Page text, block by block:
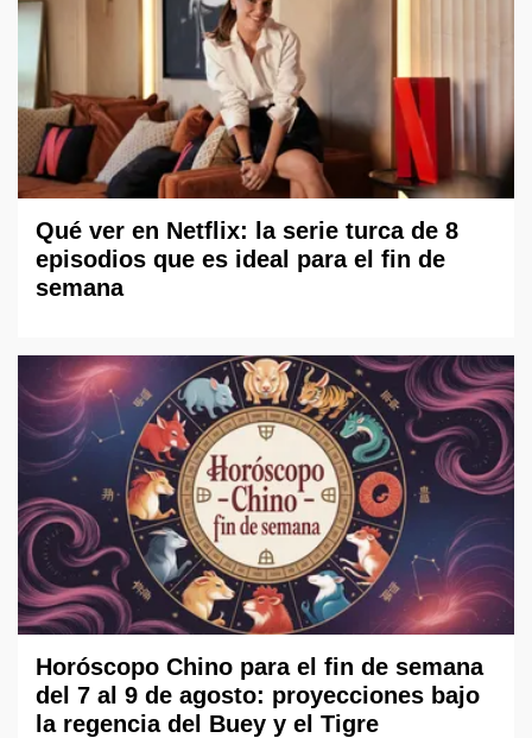
Qué ver en Netflix: la serie turca de 8
episodios que es ideal para el fin de
semana
Horóscopo Chino para el fin de semana
del 7 al 9 de agosto: proyecciones bajo
la regencia del Buey y el Tigre